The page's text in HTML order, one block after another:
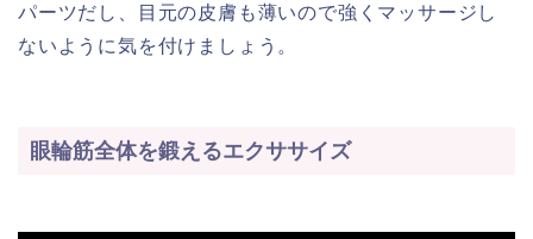
パーツだし、目元の皮膚も薄いので強くマッサージし
ないように気を付けましょう。
眼輪筋全体を鍛えるエクササイズ